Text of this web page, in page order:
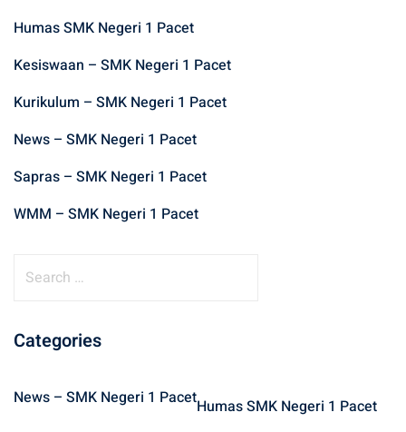
Humas SMK Negeri 1 Pacet
Kesiswaan – SMK Negeri 1 Pacet
Kurikulum – SMK Negeri 1 Pacet
News – SMK Negeri 1 Pacet
Sapras – SMK Negeri 1 Pacet
WMM – SMK Negeri 1 Pacet
r
f
Categories
News – SMK Negeri 1 PacetHumas SMK Negeri 1 Pacet